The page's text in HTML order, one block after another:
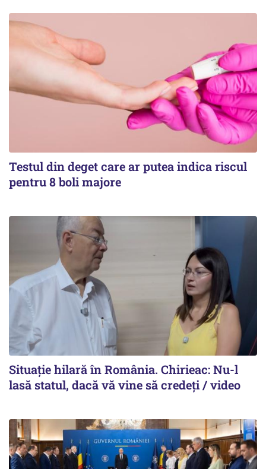
Testul din deget care ar putea indica riscul
pentru 8 boli majore
Situație hilară în România. Chirieac: Nu-l
lasă statul, dacă vă vine să credeți / video